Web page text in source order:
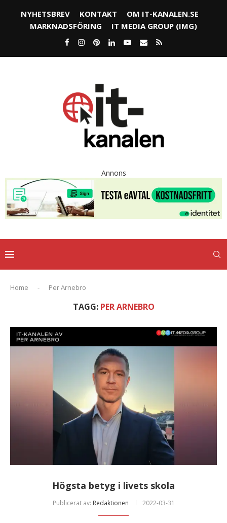
NYHETSBREV KONTAKT
OM IT-KANALEN.SE
MARKNADSFÖRING
IT MEDIA GROUP (IMG)
Annons
Home - Per Arnebro
TAGG: PER ARNEBRO
Högsta betyg i livets skola
Publicerat av: Redaktionen 2022-03-31